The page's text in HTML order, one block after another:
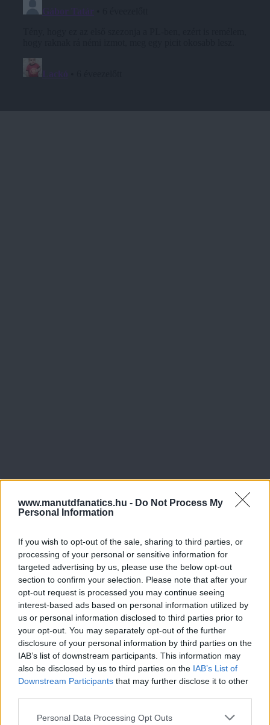
www.manutdfanatics.hu - Do Not Process My
Personal Information
If you wish to opt-out of the sale, sharing to third parties, or
processing of your personal or sensitive information for
targeted advertising by us, please use the below opt-out
section to confirm your selection. Please note that after your
opt-out request is processed you may continue seeing
interest-based ads based on personal information utilized by
us or personal information disclosed to third parties prior to
your opt-out. You may separately opt-out of the further
disclosure of your personal information by third parties on the
IAB’s list of downstream participants. This information may
also be disclosed by us to third parties on the IAB’s List of
Downstream Participants that may further disclose it to other
Please note that this website/app uses one or more Google
Personal Data Processing Opt Outs